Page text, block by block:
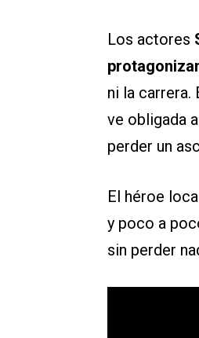
Los actores
ni la carrera.
ve obligada
perder un
El héroe
y poco a
sin perder